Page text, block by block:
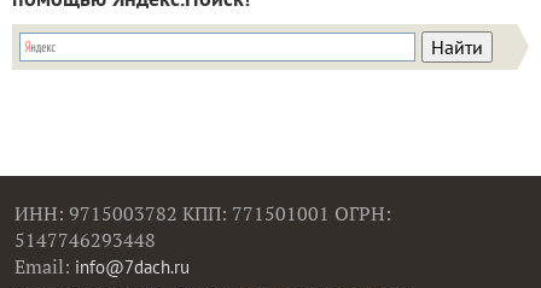
ИНН: 9715003782 КПП: 771501001 ОГРН:
5147746293448
Email: info@7dach.ru